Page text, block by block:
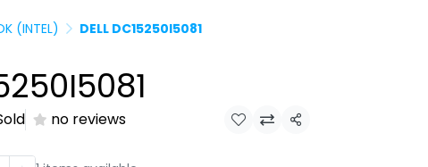
(INTEL) DELL DC15250I5081
no reviews Share